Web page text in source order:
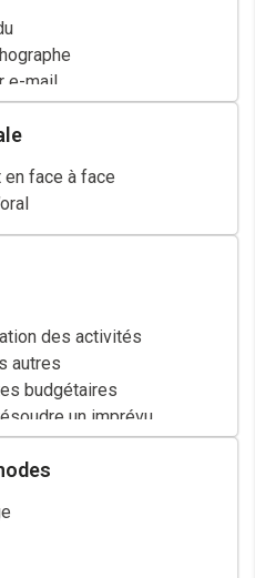
e-mail
face à face
des activités
autres
budgétaires
un imprévu